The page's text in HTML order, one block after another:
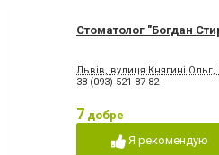
відновлення емаліСтоматолог "Богдан
Львів, вулиця Княгині Ольг,
38 (093) 521-87-82
7 добре
Я рекомендую